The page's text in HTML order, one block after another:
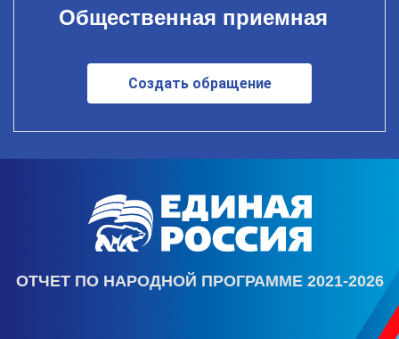
Общественная приемная
Создать обращение
ОТЧЕТ ПО НАРОДНОЙ ПРОГРАММЕ 2021-2026